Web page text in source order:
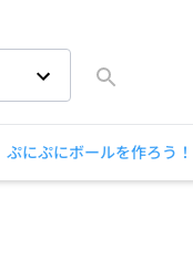
ぷにぷにボールを作ろう！